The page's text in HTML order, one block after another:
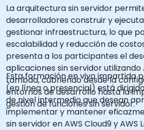
La arquitectura sin servidor
desarrolladores construir y
gestionar infraestructura, lo que
escalabilidad y reducción de
presenta a los participantes el
aplicaciones sin servidor utilizando
Lambda, cubriendo desde la
entornos de desarrollo hasta la
gestión de funciones sin servidor.
Esta formación en vivo impartida
(en línea o presencial) está
de nivel intermedio que desean
implementar y mantener
sin servidor en AWS Cloud9 y AWS